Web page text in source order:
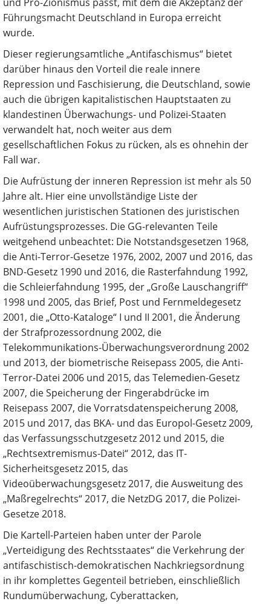
Führungsmacht Deutschland in Europa erreicht
wurde.
Dieser regierungsamtliche „Antifaschismus“ bietet
darüber hinaus den Vorteil die reale innere
Repression und Faschisierung, die Deutschland, sowie
auch die übrigen kapitalistischen Hauptstaaten zu
klandestinen Überwachungs- und Polizei-Staaten
verwandelt hat, noch weiter aus dem
gesellschaftlichen Fokus zu rücken, als es ohnehin der
Fall war.
Die Aufrüstung der inneren Repression ist mehr als 50
Jahre alt. Hier eine unvollständige Liste der
wesentlichen juristischen Stationen des juristischen
Aufrüstungsprozesses. Die GG-relevanten Teile
weitgehend unbeachtet: Die Notstandsgesetzen 1968,
die Anti-Terror-Gesetze 1976, 2002, 2007 und 2016, das
BND-Gesetz 1990 und 2016, die Rasterfahndung 1992,
die Schleierfahndung 1995, der „Große Lauschangriff“
1998 und 2005, das Brief, Post und Fernmeldegesetz
2001, die „Otto-Kataloge“ I und II 2001, die Änderung
der Strafprozessordnung 2002, die
Telekommunikations-Überwachungsverordnung 2002
und 2013, der biometrische Reisepass 2005, die Anti-
Terror-Datei 2006 und 2015, das Telemedien-Gesetz
2007, die Speicherung der Fingerabdrücke im
Reisepass 2007, die Vorratsdatenspeicherung 2008,
2015 und 2017, das BKA- und das Europol-Gesetz 2009,
das Verfassungsschutzgesetz 2012 und 2015, die
„Rechtsextremismus-Datei“ 2012, das IT-
Sicherheitsgesetz 2015, das
Videoüberwachungsgesetz 2017, die Ausweitung des
„Maßregelrechts“ 2017, die NetzDG 2017, die Polizei-
Gesetze 2018.
Die Kartell-Parteien haben unter der Parole
„Verteidigung des Rechtsstaates“ die Verkehrung der
antifaschistisch-demokratischen Nachkriegsordnung
in ihr komplettes Gegenteil betrieben, einschließlich
Rundumüberwachung, Cyberattacken,